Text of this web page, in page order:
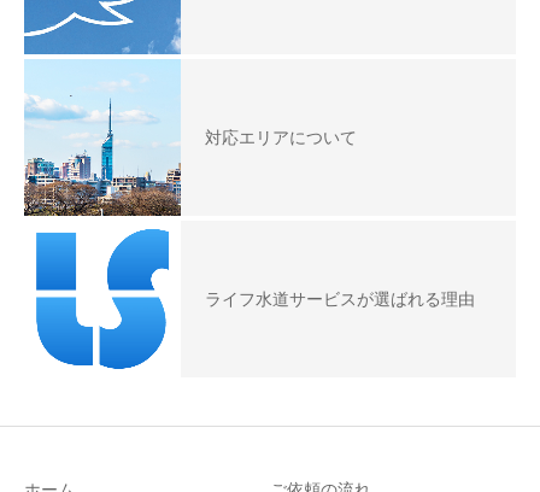
対応エリアについて
ライフ水道サービスが選ばれる理由